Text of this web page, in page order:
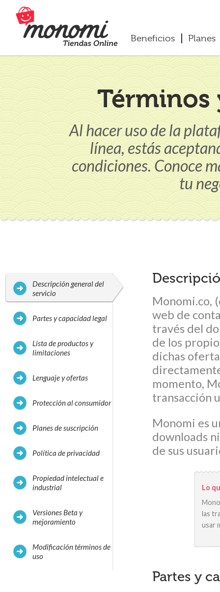
Beneficios Planes
Términos
Al hacer uso de la
línea, estás
condiciones. Conoce
tu
Descripción general del
servicio
Partes y capacidad legal
Lista de productos y
limitaciones
Lenguaje y ofertas
Protección al consumidor
Planes de suscripción
Política de privacidad
Propiedad intelectual e
industrial
Versiones Beta y
mejoramiento
Modificación términos de
uso
Monomi.co,
web de
través del
de los
dichas
momento,
transacción
Monomi es
downloads
de sus
Lo
las
usar
Partes y